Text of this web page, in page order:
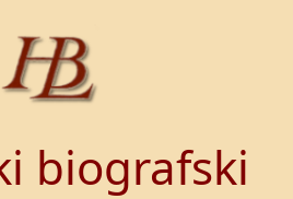
biografski